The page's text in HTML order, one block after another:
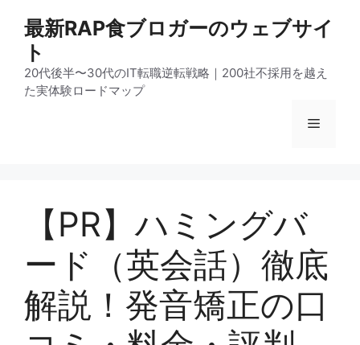
最新RAP食ブロガーのウェブサイ
ト
20代後半〜30代のIT転職逆転戦略｜200社不採用を越え
た実体験ロードマップ
メ
ー
【PR】ハミングバ
ード（英会話）徹底
解説！発音矯正の口